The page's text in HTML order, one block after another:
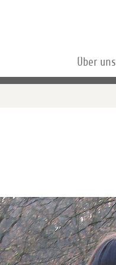
Über uns